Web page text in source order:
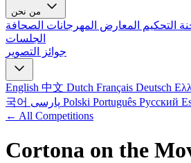
من نحن
التحكيم المعارض المهرجانات الصحافة
الجلسات
جوائز التصوير
English 中文 Dutch Français Deutsch
국어
Polski Português Русский
← All Competitions
Cortona on the